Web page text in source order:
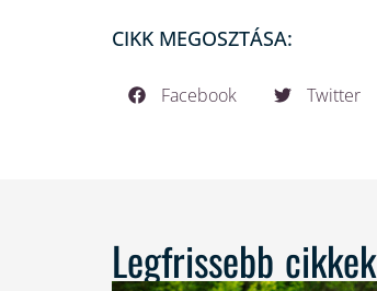
CIKK MEGOSZTÁSA:
Facebook Twitter
Legfrissebb cikkek